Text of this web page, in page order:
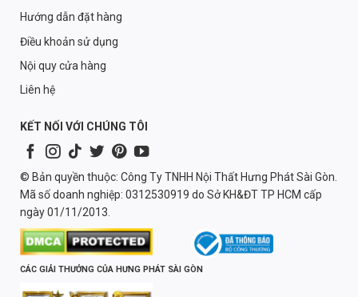
Hướng dẫn đặt hàng
Điều khoản sử dụng
Nội quy cửa hàng
Liên hệ
KẾT NỐI VỚI CHÚNG TÔI
© Bản quyền thuộc: Công Ty TNHH Nội Thất Hưng Phát Sài Gòn.
Mã số doanh nghiệp: 0312530919 do Sở KH&ĐT TP HCM cấp
ngày 01/11/2013.
CÁC GIẢI THƯỞNG CỦA HƯNG PHÁT SÀI GÒN